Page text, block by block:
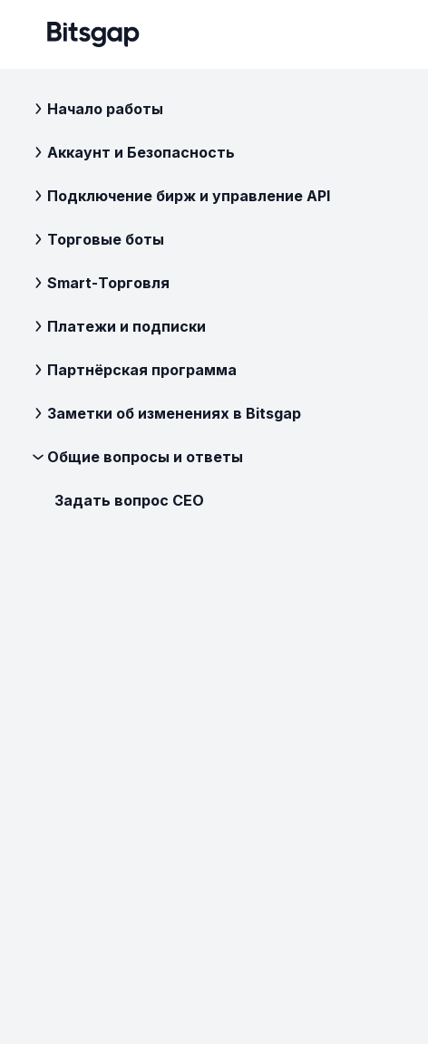
Начало работы
Аккаунт и Безопасность
Подключение бирж и управление API
Торговые боты
Smart-Торговля
Платежи и подписки
Партнёрская программа
Заметки об изменениях в Bitsgap
Общие вопросы и ответы
Задать вопрос CEO